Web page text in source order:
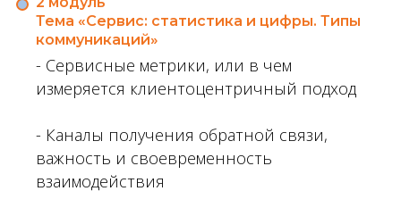
Тема «Сервис: статистика и цифры. Типы
коммуникаций»
- Сервисные метрики, или в чем
измеряется клиентоцентричный подход
- Каналы получения обратной связи,
важность и своевременность
взаимодействия